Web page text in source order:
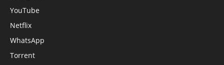
YouTube
Netflix
WhatsApp
Torrent